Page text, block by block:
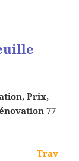
Prix,
77
Trav